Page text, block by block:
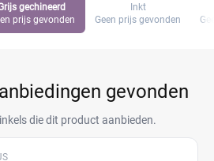
gechineerd
prijs gevonden
Inkt
Geen prijs gevonden
gevonden
die dit product aanbieden.